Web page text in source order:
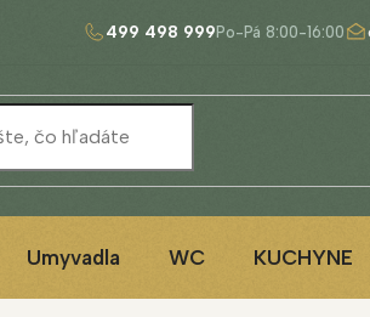
499 498 999
Umyvadla WC KUCHYNE